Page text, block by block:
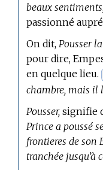
beaux
passionné
On dit,Pousser
pour dire,
en quelque lieu.
chambre, mais il
Pousser, signifie
Prince a poussé
frontieres de son
tranchée jusqu’à